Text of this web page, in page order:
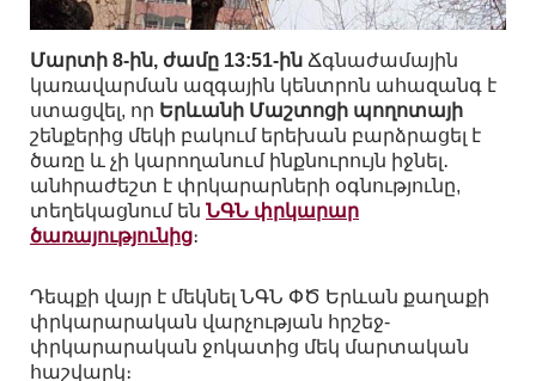
Մարտի 8-ին, ժամը 13:51-ին Ճգնաժամային
կառավարման ազգային կենտրոն ահազանգ է
ստացվել, որ Երևանի Մաշտոցի պողոտայի
շենքերից մեկի բակում երեխան բարձրացել է
ծառը և չի կարողանում ինքնուրույն իջնել․
անհրաժեշտ է փրկարարների օգնությունը,
տեղեկացնում են ՆԳՆ փրկարար
ծառայությունից։
Դեպքի վայր է մեկնել ՆԳՆ ՓԾ Երևան քաղաքի
փրկարարական վարչության հրշեջ-
փրկարարական ջոկատից մեկ մարտական
հաշվարկ։